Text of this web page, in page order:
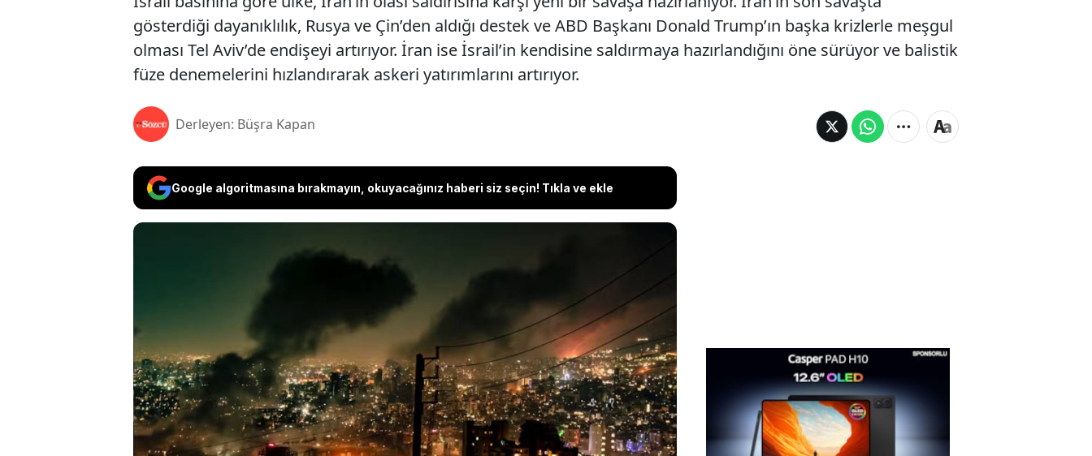
gösterdiği dayanıklılık, Rusya ve Çin’den aldığı destek ve ABD Başkanı Donald Trump’ın başka krizlerle meşgul
olması Tel Aviv’de endişeyi artırıyor. İran ise İsrail’in kendisine saldırmaya hazırlandığını öne sürüyor ve balistik
füze denemelerini hızlandırarak askeri yatırımlarını artırıyor.
Derleyen: Büşra Kapan
Google algoritmasına bırakmayın, okuyacağınız haberi siz seçin! Tıkla ve ekle
İsrail basınına göre ülke, İran’ın olası saldırısına karşı yeni bir savaşa
hazırlanıyor. İran’ın son savaşta gösterdiği dayanıklılık, Rusya ve Çin’den
aldığı destek ve ABD Başkanı Donald Trump’ın başka krizlerle meşgul
olması Tel Aviv’de endişeyi artırıyor. İran ise İsrail’in kendisine
saldırmaya hazırlandığını öne sürüyor ve balistik füze denemelerini
hızlandırarak askeri yatırımlarını artırıyor.